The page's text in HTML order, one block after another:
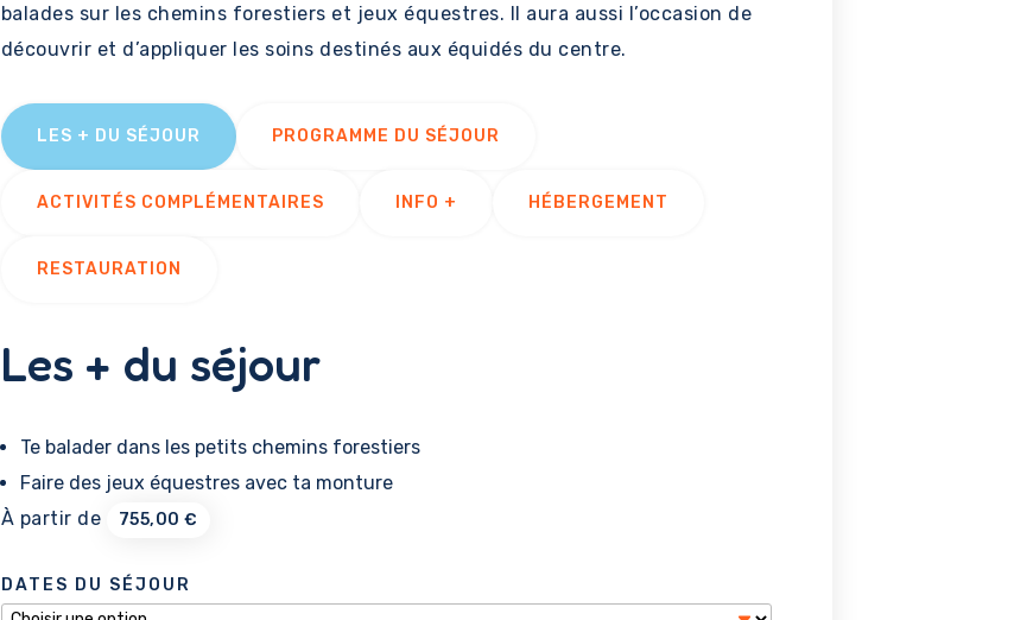
balades sur les chemins forestiers et jeux équestres. Il aura aussi l’occasion de
découvrir et d’appliquer les soins destinés aux équidés du centre.
LES + DU SÉJOUR PROGRAMME DU SÉJOUR
ACTIVITÉS COMPLÉMENTAIRES INFO + HÉBERGEMENT
RESTAURATION
Les + du séjour
Te balader dans les petits chemins forestiers
Faire des jeux équestres avec ta monture
À partir de
755,00€
DATES DU SÉJOUR